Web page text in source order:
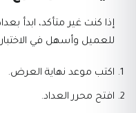
إذا كنت غير متأكد، ابدأ
للعميل وأسهل في الاختبار.
اكتب موعد نهاية العرض.
افتح محرر العداد.